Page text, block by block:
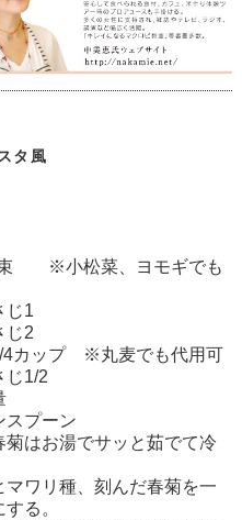
タ風
、ヨモギでも
じ1
2
4カップ ※丸麦でも代用可
2
ーン
はお湯でサッと茹でて冷
ワリ種、刻んだ春菊を一
る。